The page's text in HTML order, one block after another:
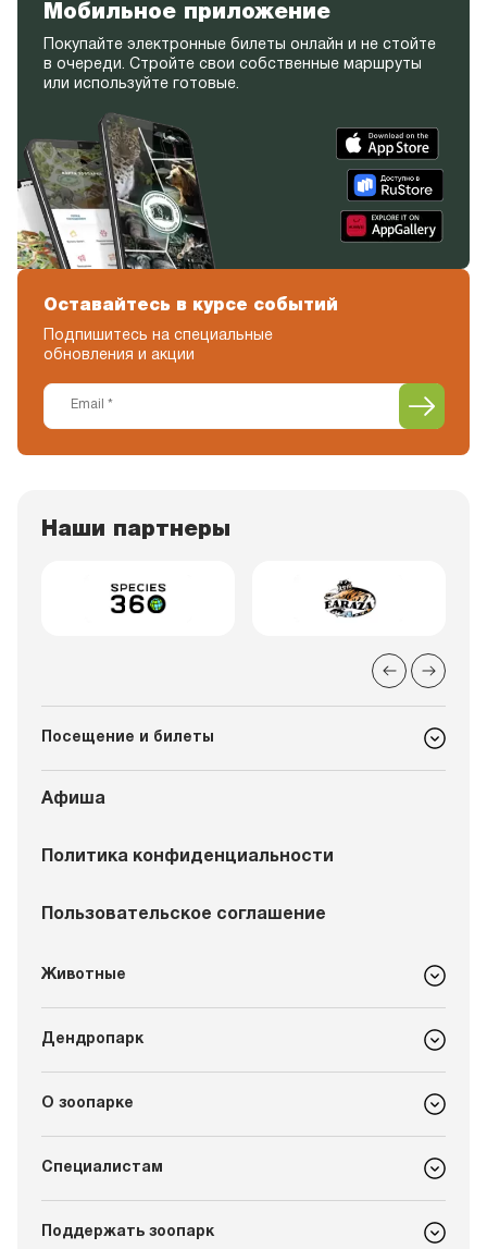
Мобильное приложение
Покупайте электронные билеты онлайн и не стойте
в очереди. Стройте свои собственные маршруты
или используйте готовые.
Оставайтесь в курсе событий
Подпишитесь на специальные
обновления и акции
Наши партнеры
Посещение и билеты
Афиша
Политика конфиденциальности
Пользовательское соглашение
Животные
Дендропарк
О зоопарке
Специалистам
Поддержать зоопарк